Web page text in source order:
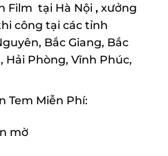
Film tại Hà Nội ,xưởng
công tại các tỉnh
Bắc Giang, Bắc
Hải Phòng, Vĩnh Phúc,
Tem Miễn Phí:
mờ